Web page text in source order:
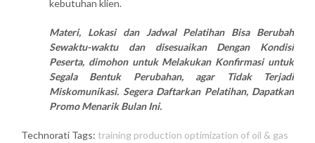
kebutuhan klien.
Materi, Lokasi dan Jadwal Pelatihan Bisa Berubah
Sewaktu-waktu dan disesuaikan Dengan Kondisi
Peserta, dimohon untuk Melakukan Konfirmasi untuk
Segala Bentuk Perubahan, agar Tidak Terjadi
Miskomunikasi. Segera Daftarkan Pelatihan, Dapatkan
Promo Menarik Bulan Ini.
Technorati Tags: training production optimization of oil & gas